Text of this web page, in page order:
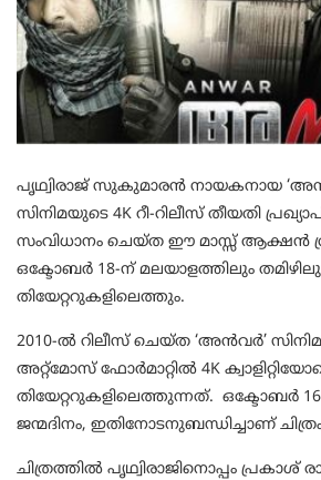
പൃഥ്വിരാജ് സുകുമാരൻ നായകനായ
സിനിമയുടെ 4K റീ-റിലീസ് തീയതി
സംവിധാനം ചെയ്ത ഈ മാസ്സ് ആക്ഷൻ
ഒക്ടോബർ 18-ന് മലയാളത്തിലും
തിയേറ്ററുകളിലെത്തും.
2010-ൽ റിലീസ് ചെയ്ത ‘അൻവർ’
അറ്റ്മോസ് ഫോർമാറ്റിൽ 4K
തിയേറ്ററുകളിലെത്തുന്നത്. ഒക്ടോബർ
ജന്മദിനം, ഇതിനോടനുബന്ധിച്ചാണ്
ചിത്രത്തിൽ പൃഥ്വിരാജിനൊപ്പം പ്രകാശ്